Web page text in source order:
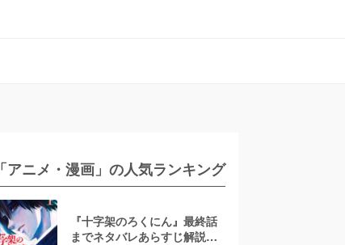
「アニメ・漫画」の人気ランキング
『十字架のろくにん』最終話
までネタバレあらすじ解説！